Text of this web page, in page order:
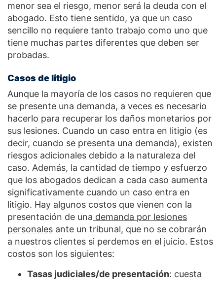
menor sea el riesgo, menor será la deuda con el
abogado. Esto tiene sentido, ya que un caso
sencillo no requiere tanto trabajo como uno que
tiene muchas partes diferentes que deben ser
probadas.
Casos de litigio
Aunque la mayoría de los casos no requieren que
se presente una demanda, a veces es necesario
hacerlo para recuperar los daños monetarios por
sus lesiones. Cuando un caso entra en litigio (es
decir, cuando se presenta una demanda), existen
riesgos adicionales debido a la naturaleza del
caso. Además, la cantidad de tiempo y esfuerzo
que los abogados dedican a cada caso aumenta
significativamente cuando un caso entra en
litigio. Hay algunos costos que vienen con la
presentación de una demanda por lesiones
personales ante un tribunal, que no se cobrarán
a nuestros clientes si perdemos en el juicio. Estos
costos son los siguientes:
Tasas judiciales/de presentación: cuesta